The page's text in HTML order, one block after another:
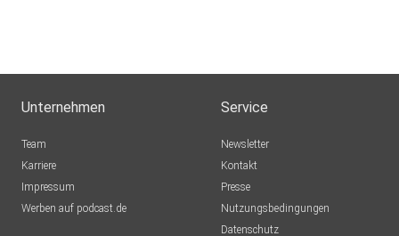
Unternehmen
Team
Karriere
Impressum
Werben auf podcast.de
Service
Newsletter
Kontakt
Presse
Nutzungsbedingungen
Datenschutz